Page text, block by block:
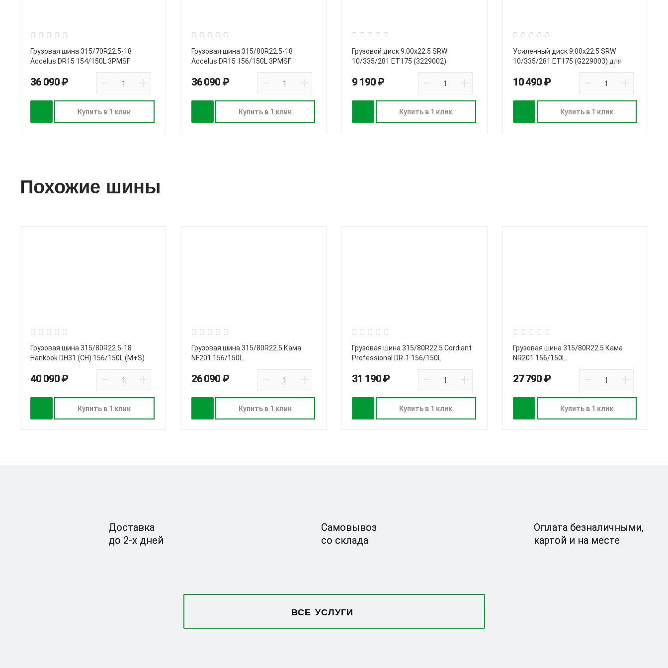
Грузовая шина 315/70R22.5-18
Accelus DR15 154/150L 3PMSF
36 090 ₽
Купить в 1 клик
Грузовая шина 315/80R22.5-18
Accelus DR15 156/150L 3PMSF
36 090 ₽
Купить в 1 клик
Грузовой диск 9.00х22.5 SRW
10/335/281 ET175 (3229002)
9 190 ₽
Купить в 1 клик
Усиленный диск 9.00х22.5 SRW
10/335/281 ET175 (G229003) для
10 490 ₽
Купить в 1 клик
Похожие шины
Грузовая шина 315/80R22.5-18
Hankook DH31 (CH) 156/150L (M+S)
40 090 ₽
Купить в 1 клик
Грузовая шина 315/80R22.5 Кама
NF201 156/150L
26 090 ₽
Купить в 1 клик
Грузовая шина 315/80R22.5 Cordiant
Professional DR-1 156/150L
31 190 ₽
Купить в 1 клик
Грузовая шина 315/80R22.5 Кама
NR201 156/150L
27 790 ₽
Купить в 1 клик
Доставка
до 2-x дней
Самовывоз
со склада
Оплата безналичными,
картой и на месте
ВСЕ УСЛУГИ